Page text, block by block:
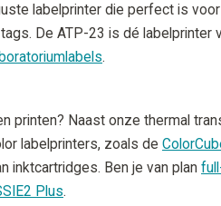
labelprinter die perfect is
De ATP-23 is dé labelprinter
.
printen? Naast onze thermal
labelprinters, zoals de
inktcartridges. Ben je van plan
Plus.